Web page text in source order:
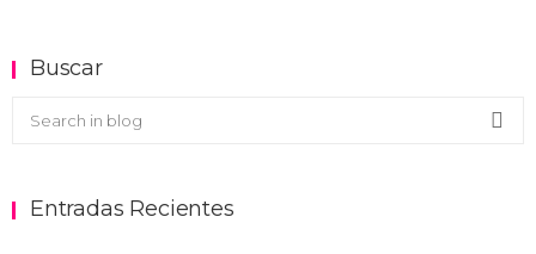
Buscar
Buscar en el blog
Entradas Recientes